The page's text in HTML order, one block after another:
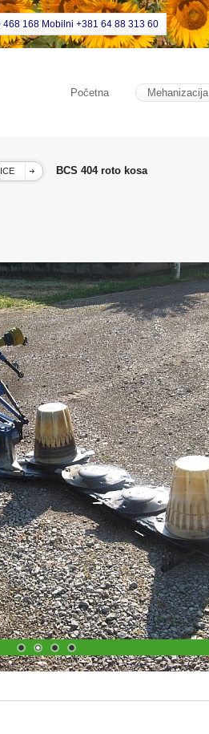
468 168 Mobilni +381 64 88 313 60
Početna Mehanizacija
BCS 404 roto kosa